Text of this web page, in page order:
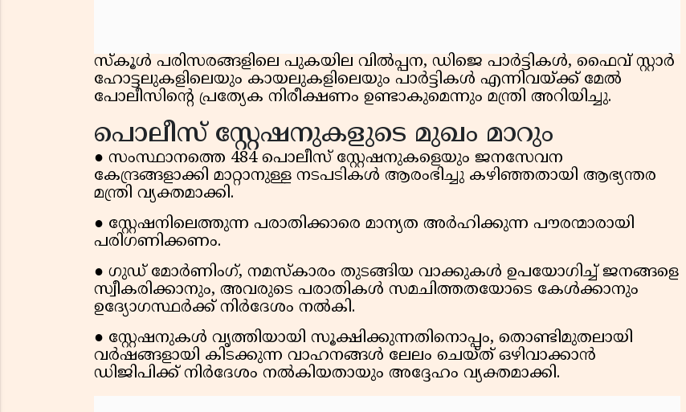
സ്കൂൾ പരിസരങ്ങളിലെ പുകയില വിൽപ്പന, ഡിജെ പാർട്ടികൾ, ഫൈവ് സ്റ്റാർ
ഹോട്ടലുകളിലെയും കായലുകളിലെയും പാർട്ടികൾ എന്നിവയ്ക്ക് മേൽ
പോലീസിൻ്റെ പ്രത്യേക നിരീക്ഷണം ഉണ്ടാകുമെന്നും മന്ത്രി അറിയിച്ചു.
പൊലീസ് സ്റ്റേഷനുകളുടെ മുഖം മാറും
● സംസ്ഥാനത്തെ 484 പൊലീസ് സ്റ്റേഷനുകളെയും ജനസേവന
കേന്ദ്രങ്ങളാക്കി മാറ്റാനുള്ള നടപടികൾ ആരംഭിച്ചു കഴിഞ്ഞതായി ആഭ്യന്തര
മന്ത്രി വ്യക്തമാക്കി.
● സ്റ്റേഷനിലെത്തുന്ന പരാതിക്കാരെ മാന്യത അർഹിക്കുന്ന പൗരന്മാരായി
പരിഗണിക്കണം.
● ഗുഡ് മോർണിംഗ്, നമസ്കാരം തുടങ്ങിയ വാക്കുകൾ ഉപയോഗിച്ച് ജനങ്ങളെ
സ്വീകരിക്കാനും, അവരുടെ പരാതികൾ സമചിത്തതയോടെ കേൾക്കാനും
ഉദ്യോഗസ്ഥർക്ക് നിർദേശം നൽകി.
● സ്റ്റേഷനുകൾ വൃത്തിയായി സൂക്ഷിക്കുന്നതിനൊപ്പം, തൊണ്ടിമുതലായി
വർഷങ്ങളായി കിടക്കുന്ന വാഹനങ്ങൾ ലേലം ചെയ്ത് ഒഴിവാക്കാൻ
ഡിജിപിക്ക് നിർദേശം നൽകിയതായും അദ്ദേഹം വ്യക്തമാക്കി.